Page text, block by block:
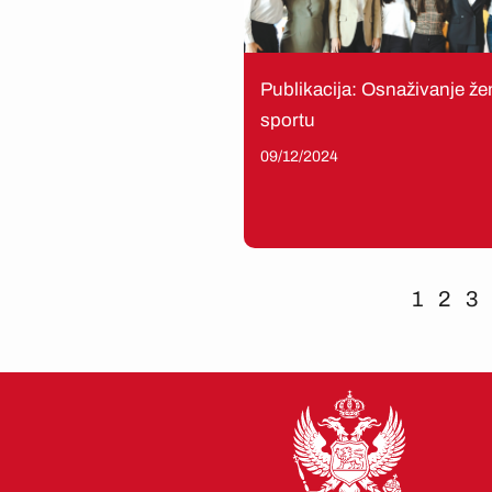
Publikacija: Osnaživanje
sportu
09/12/2024
1 2 3